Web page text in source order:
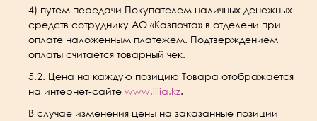
4) путем передачи Покупателем наличных денежных
средств сотруднику АО «Казпочта» в отделени при
оплате наложенным платежем. Подтверждением
оплаты считается товарный чек.
5.2. Цена на каждую позицию Товара отображается
на интернет-сайте www.lilia.kz.
В случае изменения цены на заказанные позиции